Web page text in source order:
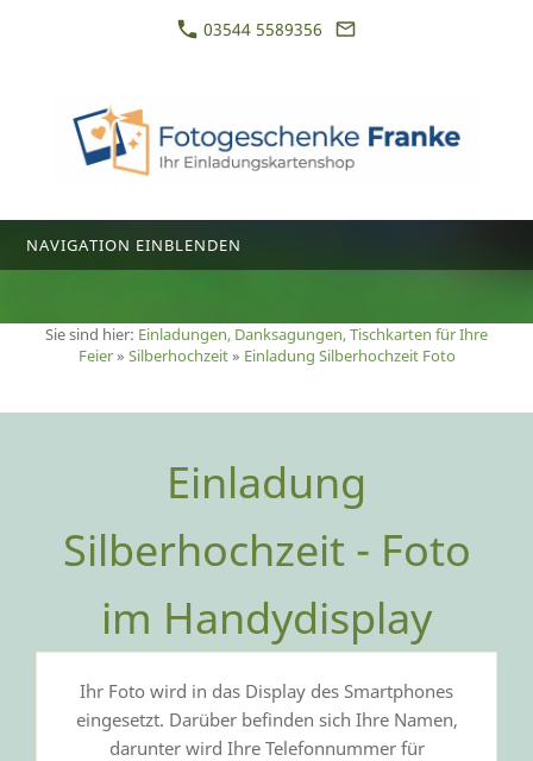
03544 5589356
NAVIGATION EINBLENDEN
Sie sind hier: Einladungen, Danksagungen, Tischkarten für Ihre
Feier» Silberhochzeit» Einladung Silberhochzeit Foto
Einladung
Silberhochzeit - Foto
im Handydisplay
Ihr Foto wird in das Display des Smartphones
eingesetzt. Darüber befinden sich Ihre Namen,
darunter wird Ihre Telefonnummer für